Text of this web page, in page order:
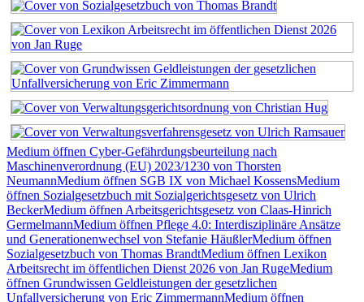
Medium öffnen Cyber-Gefährdungsbeurteilung nach
Maschinenverordnung (EU) 2023/1230 von Thorsten
NeumannMedium öffnen SGB IX von Michael KossensMedium
öffnen Sozialgesetzbuch mit Sozialgerichtsgesetz von Ulrich
BeckerMedium öffnen Arbeitsgerichtsgesetz von Claas-Hinrich
GermelmannMedium öffnen Pflege 4.0: Interdisziplinäre Ansätze
und Generationenwechsel von Stefanie HäußlerMedium öffnen
Sozialgesetzbuch von Thomas BrandtMedium öffnen Lexikon
Arbeitsrecht im öffentlichen Dienst 2026 von Jan RugeMedium
öffnen Grundwissen Geldleistungen der gesetzlichen
Unfallversicherung von Eric ZimmermannMedium öffnen